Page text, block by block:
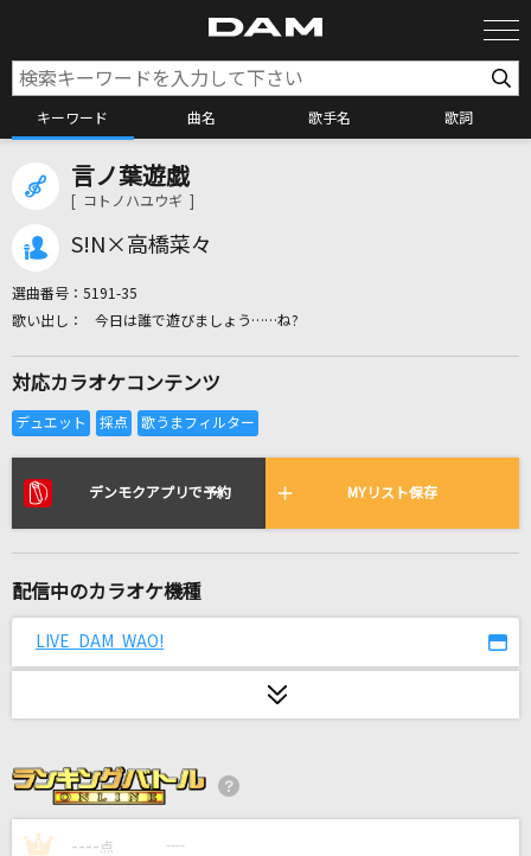
キーワード 曲名 歌手名 歌詞
全国りれき
リアルタイムで歌われている曲の一覧
ビリ
Story
[生音]高嶺の花子さん
back number
言ノ葉遊戯
[ コトノハユウギ ]
S!N×高橋菜々
選曲番号： 5191-35
今日は誰で遊びましょう……ね?
対応カラオケコンテンツ
デンモクアプリで予約 MYリスト保存
配信中のカラオケ機種
LIVE DAM WAO!
1 ---- 点 ----